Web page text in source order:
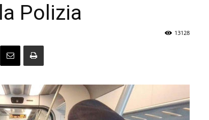
Polizia
13128